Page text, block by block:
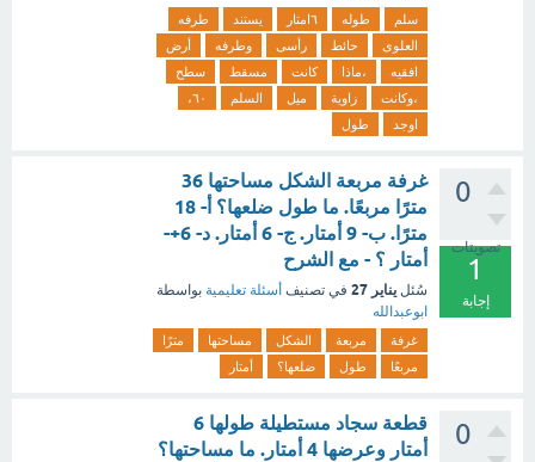
سلم طوله ٦امتار يستند
طرفه
العلوى
حائط رأسى وطرفه
أرض
افقيه
،ماذا كانت مسقط
سطح
،وكانت
زاوية ميل السلم
٦٠،
اوجد
طول
0
تصويتات
1
إجابة
غرفة مربعة الشكل مساحتها 36
مترًا مربعًا. ما طول ضلعها؟ أ- 18
مترًا. ب- 9 أمتار. ج- 6 أمتار. د- 6+-
أمتار ؟ - مع الشرح
سُئل يناير 27 في تصنيف أسئلة تعليمية بواسطة
ابوعبدالله
غرفة مربعة الشكل مساحتها
مترًا
مربعًا
طول ضلعها؟ أمتار
0
قطعة سجاد مستطيلة طولها 6
أمتار وعرضها 4 أمتار. ما مساحتها؟